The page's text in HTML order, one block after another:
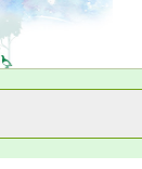
県Nagano Prefecture